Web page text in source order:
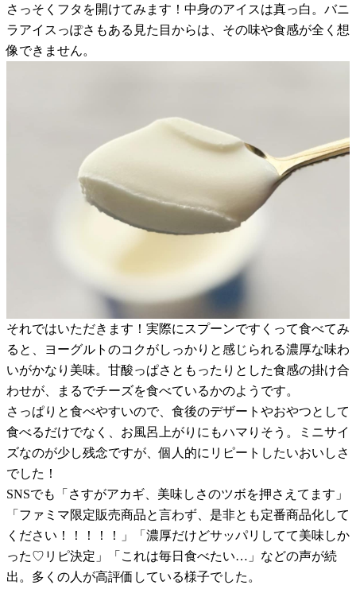
さっそくフタを開けてみます！中身のアイスは真っ白。バニ
ラアイスっぽさもある見た目からは、その味や食感が全く想
像できません。
それではいただきます！実際にスプーンですくって食べてみ
ると、ヨーグルトのコクがしっかりと感じられる濃厚な味わ
いがかなり美味。甘酸っぱさともったりとした食感の掛け合
わせが、まるでチーズを食べているかのようです。
さっぱりと食べやすいので、食後のデザートやおやつとして
食べるだけでなく、お風呂上がりにもハマりそう。ミニサイ
ズなのが少し残念ですが、個人的にリピートしたいおいしさ
でした！
SNSでも「さすがアカギ、美味しさのツボを押さえてます」
「ファミマ限定販売商品と言わず、是非とも定番商品化して
ください！！！！！」「濃厚だけどサッパリしてて美味しか
った♡リピ決定」「これは毎日食べたい…」などの声が続
出。多くの人が高評価している様子でした。